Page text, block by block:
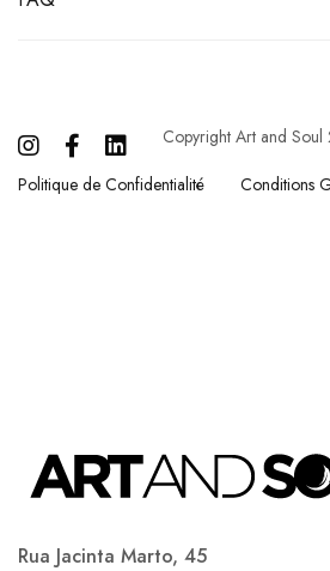
Copyright Art and
Politique de Confidentialité
Conditions
Rua Jacinta Marto, 45